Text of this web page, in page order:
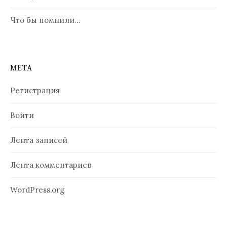
Что бы помнили…
МЕТА
Регистрация
Войти
Лента записей
Лента комментариев
WordPress.org